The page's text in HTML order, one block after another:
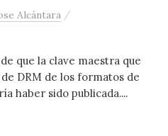
Alcántara /
que la clave maestra que
DRM de los formatos de
haber sido publicada....